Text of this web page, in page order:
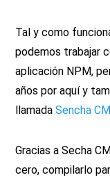
Tal y como
podemos trabajar
aplicación NPM,
años por aquí y
llamadaSencha
Gracias a Secha
cero, compilarlo